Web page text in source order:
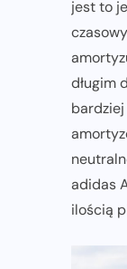
jest to
długim
adidas
ilością